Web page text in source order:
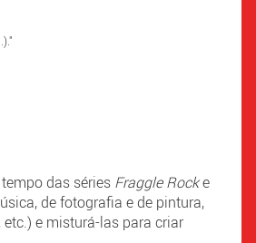
das séries Fraggle Rocke
de fotografia e de pintura,
e misturá-las para criar